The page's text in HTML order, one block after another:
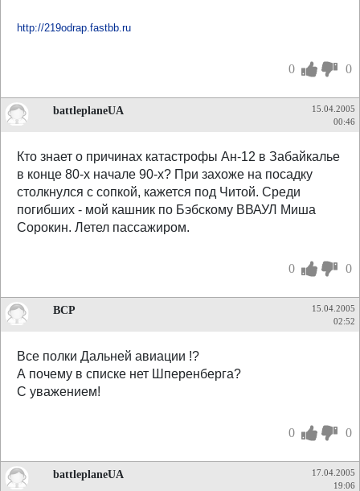
http://219odrap.fastbb.ru
0 0
battleplaneUA
15.04.2005
00:46
Кто знает о причинах катастрофы Ан-12 в Забайкалье
в конце 80-х начале 90-х? При захоже на посадку
столкнулся с сопкой, кажется под Читой. Среди
погибших - мой кашник по Бэбскому ВВАУЛ Миша
Сорокин. Летел пассажиром.
0 0
ВСР
15.04.2005
02:52
Все полки Дальней авиации !?
А почему в списке нет Шперенберга?
С уважением!
0 0
battleplaneUA
17.04.2005
19:06